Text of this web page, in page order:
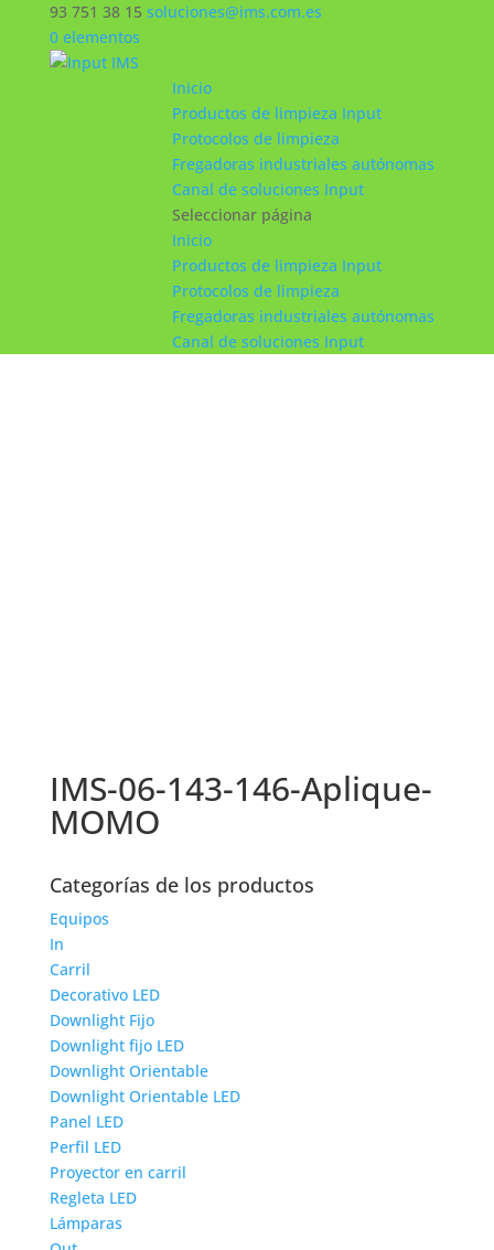
93 751 38 15 soluciones@ims.com.es
0 elementos
Inicio
Productos de limpieza Input
Protocolos de limpieza
Fregadoras industriales autónomas
Canal de soluciones Input
Seleccionar página
Inicio
Productos de limpieza Input
Protocolos de limpieza
Fregadoras industriales autónomas
Canal de soluciones Input
IMS-06-143-146-Aplique-
MOMO
Categorías de los productos
Equipos
In
Carril
Decorativo LED
Downlight Fijo
Downlight fijo LED
Downlight Orientable
Downlight Orientable LED
Panel LED
Perfil LED
Proyector en carril
Regleta LED
Lámparas